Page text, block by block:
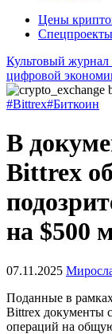
Цены
Спецпроекты
Культовый журнал
цифровой
#Bittrex#Биткоин
В
Bittrex
на $500
07.11.2025
Поданные в
Bittrex документы
операций на